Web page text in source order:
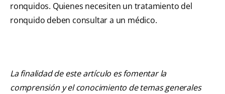
ronquidos. Quienes necesiten un tratamiento del
ronquido deben consultar a un médico.
La finalidad de este artículo es fomentar la
comprensión y el conocimiento de temas generales